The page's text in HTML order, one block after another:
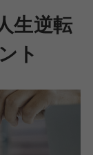
生逆転
ト